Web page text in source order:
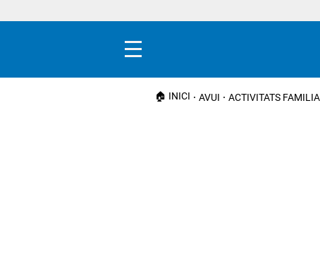
Menú
🏠 INICI AVUI ACTIVITATS